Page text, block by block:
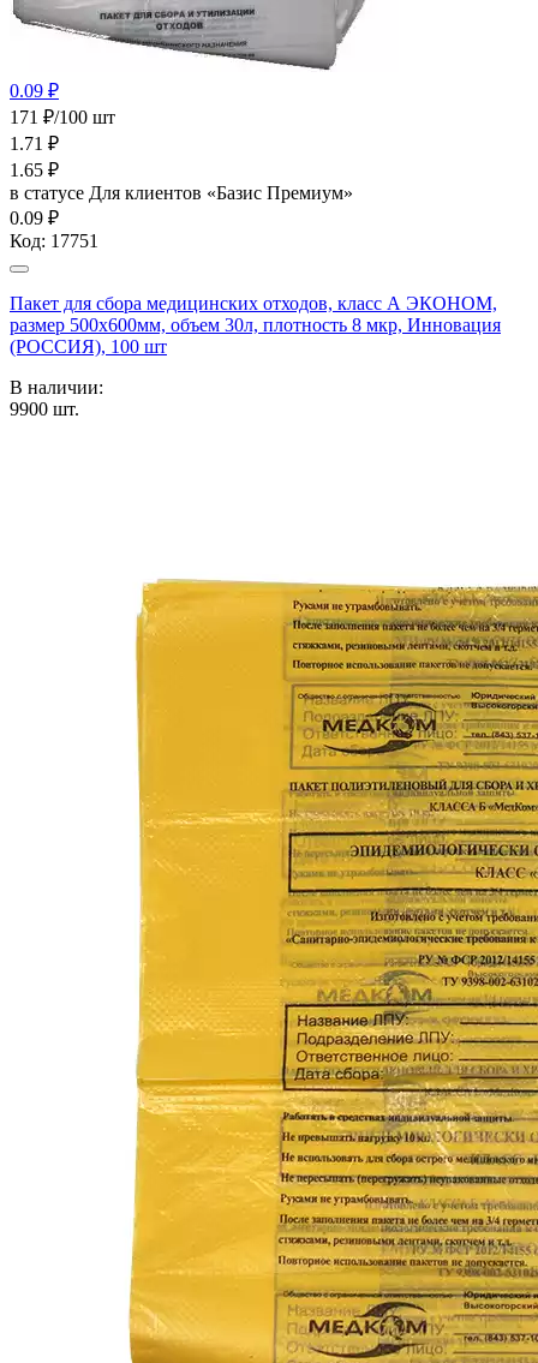
0.09 ₽
171 ₽/100 шт
1.71 ₽
1.65 ₽
в статусе Для клиентов «Базис Премиум»
0.09 ₽
Код: 17751
Пакет для сбора медицинских отходов, класс А ЭКОНОМ,
размер 500х600мм, объем 30л, плотность 8 мкр, Инновация
(РОССИЯ), 100 шт
В наличии:
9900 шт.